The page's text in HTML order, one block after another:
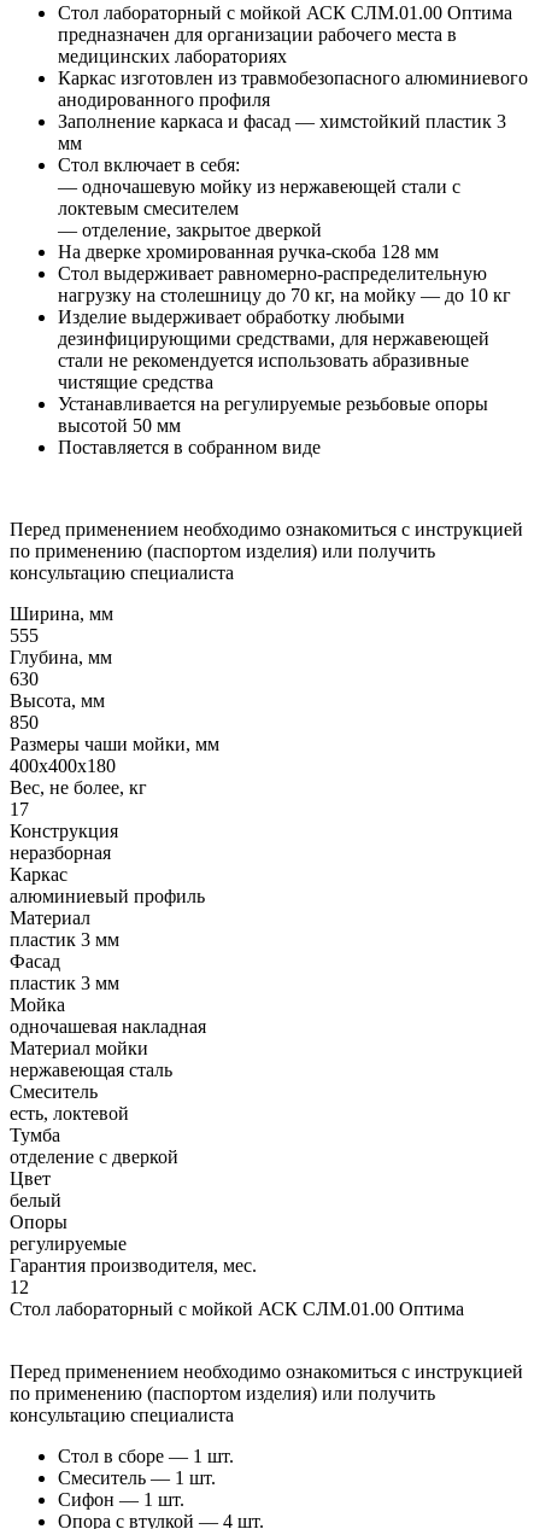
Стол лабораторный с мойкой АСК СЛМ.01.00 Оптима
предназначен для организации рабочего места в
медицинских лабораториях
Каркас изготовлен из травмобезопасного алюминиевого
анодированного профиля
Заполнение каркаса и фасад — химстойкий пластик 3
мм
Стол включает в себя:
— одночашевую мойку из нержавеющей стали с
локтевым смесителем
— отделение, закрытое дверкой
На дверке хромированная ручка-скоба 128 мм
Стол выдерживает равномерно-распределительную
нагрузку на столешницу до 70 кг, на мойку — до 10 кг
Изделие выдерживает обработку любыми
дезинфицирующими средствами, для нержавеющей
стали не рекомендуется использовать абразивные
чистящие средства
Устанавливается на регулируемые резьбовые опоры
высотой 50 мм
Поставляется в собранном виде
Перед применением необходимо ознакомиться с инструкцией
по применению (паспортом изделия) или получить
консультацию специалиста
Ширина, мм
555
Глубина, мм
630
Высота, мм
850
Размеры чаши мойки, мм
400х400х180
Вес, не более, кг
17
Конструкция
неразборная
Каркас
алюминиевый профиль
Материал
пластик 3 мм
Фасад
пластик 3 мм
Мойка
одночашевая накладная
Материал мойки
нержавеющая сталь
Смеситель
есть, локтевой
Тумба
отделение с дверкой
Цвет
белый
Опоры
регулируемые
Гарантия производителя, мес.
12
Стол лабораторный с мойкой АСК СЛМ.01.00 Оптима
Перед применением необходимо ознакомиться с инструкцией
по применению (паспортом изделия) или получить
консультацию специалиста
Стол в сборе — 1 шт.
Смеситель — 1 шт.
Сифон — 1 шт.
Опора с втулкой — 4 шт.